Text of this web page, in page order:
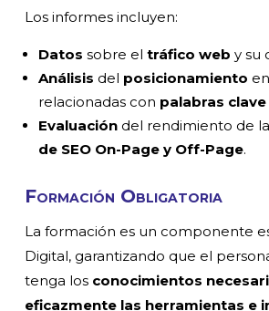
Los informes incluyen:
Datos sobre el tráfico web y su
Análisis del posicionamiento
relacionadas con palabras clave
Evaluación del rendimiento de
de SEO On-Page y Off-Page.
Formación Obligatoria
La formación es un componente
Digital, garantizando que el
tenga los conocimientos
eficazmente las herramientas e